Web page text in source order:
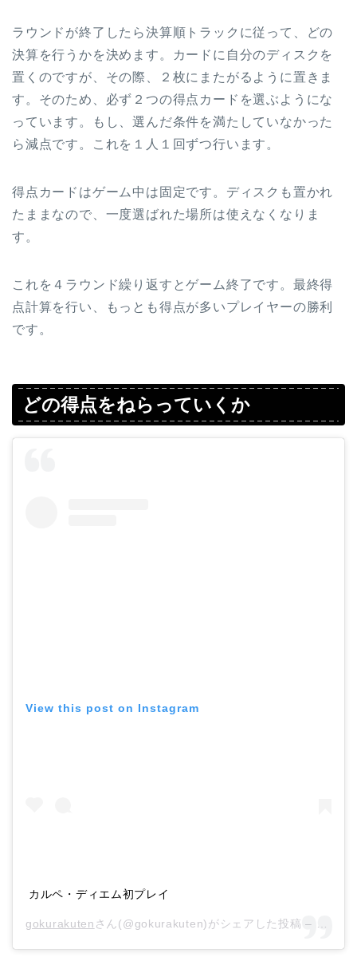
ラウンドが終了したら決算順トラックに従って、どの
決算を行うかを決めます。カードに自分のディスクを
置くのですが、その際、２枚にまたがるように置きま
す。そのため、必ず２つの得点カードを選ぶようにな
っています。もし、選んだ条件を満たしていなかった
ら減点です。これを１人１回ずつ行います。
得点カードはゲーム中は固定です。ディスクも置かれ
たままなので、一度選ばれた場所は使えなくなりま
す。
これを４ラウンド繰り返すとゲーム終了です。最終得
点計算を行い、もっとも得点が多いプレイヤーの勝利
です。
どの得点をねらっていくか
View this post on Instagram
カルペ・ディエム初プレイ
gokurakuten さん(@gokurakuten)がシェアした投稿 – 2018